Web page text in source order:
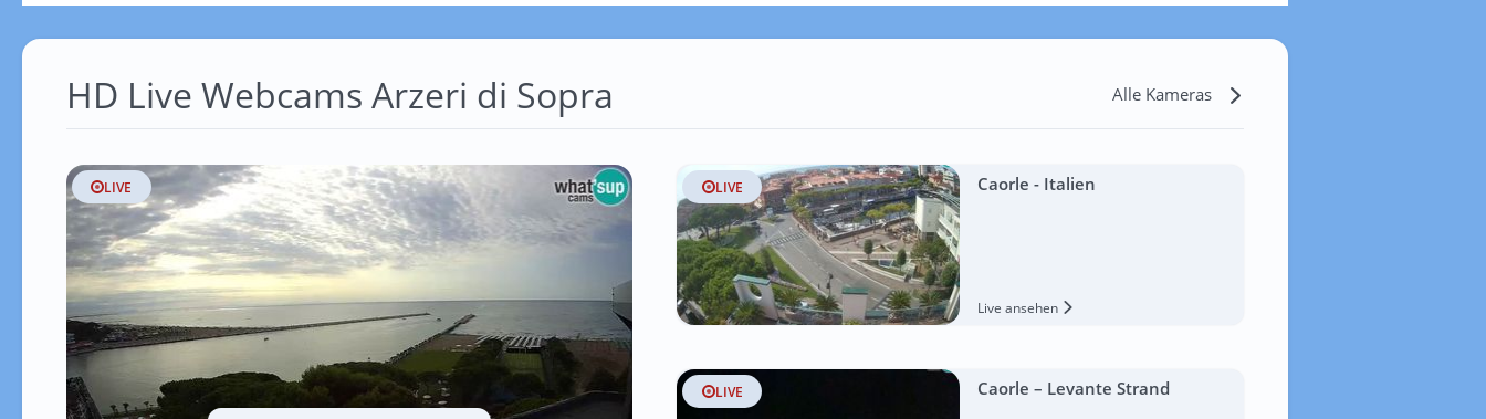
HD Live Webcams Arzeri di Sopra Alle Kameras
LIVE LIVE Caorle - Italien
Live ansehen
LIVE Caorle – Levante Strand